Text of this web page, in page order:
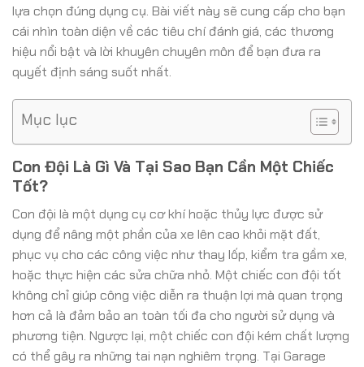
lựa chọn đúng dụng cụ. Bài viết này sẽ cung cấp cho bạn
cái nhìn toàn diện về các tiêu chí đánh giá, các thương
hiệu nổi bật và lời khuyên chuyên môn để bạn đưa ra
quyết định sáng suốt nhất.
Mục lục
Con Đội Là Gì Và Tại Sao Bạn Cần Một Chiếc
Tốt?
Con đội là một dụng cụ cơ khí hoặc thủy lực được sử
dụng để nâng một phần của xe lên cao khỏi mặt đất,
phục vụ cho các công việc như thay lốp, kiểm tra gầm xe,
hoặc thực hiện các sửa chữa nhỏ. Một chiếc con đội tốt
không chỉ giúp công việc diễn ra thuận lợi mà quan trọng
hơn cả là đảm bảo an toàn tối đa cho người sử dụng và
phương tiện. Ngược lại, một chiếc con đội kém chất lượng
có thể gây ra những tai nạn nghiêm trọng. Tại Garage